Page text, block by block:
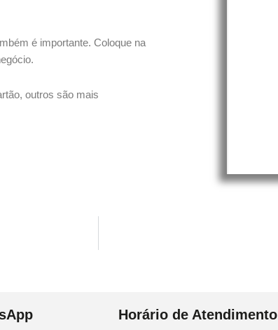
é importante. Coloque na
outros são mais
Horário de Atendimento